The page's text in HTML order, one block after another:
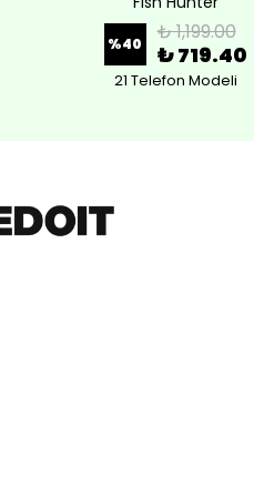
%40 ₺ 1,199.00
₺ 719.40
21 Telefon Modeli